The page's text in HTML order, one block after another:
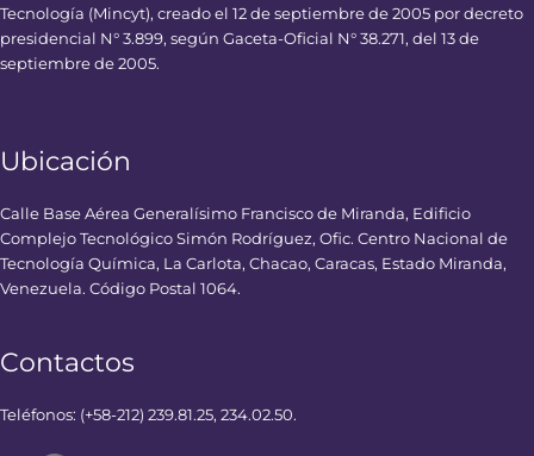
Tecnología (Mincyt), creado el 12 de septiembre de 2005 por decreto
presidencial N° 3.899, según Gaceta-Oficial N° 38.271, del 13 de
septiembre de 2005.
Ubicación
Calle Base Aérea Generalísimo Francisco de Miranda, Edificio
Complejo Tecnológico Simón Rodríguez, Ofic. Centro Nacional de
Tecnología Química, La Carlota, Chacao, Caracas, Estado Miranda,
Venezuela. Código Postal 1064.
Contactos
Teléfonos: (+58-212) 239.81.25, 234.02.50.